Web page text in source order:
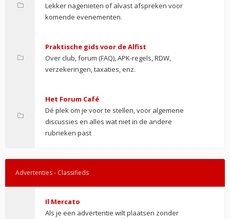
Lekker nagenieten of alvast afspreken voor
komende evenementen.
Praktische gids voor de Alfist
Over club, forum (FAQ), APK-regels, RDW,
verzekeringen, taxaties, enz.
Het Forum Café
Dé plek om je voor te stellen, voor algemene
discussies en alles wat niet in de andere
rubrieken past
Advertenties - Classifieds
Il Mercato
Als je een advertentie wilt plaatsen zonder